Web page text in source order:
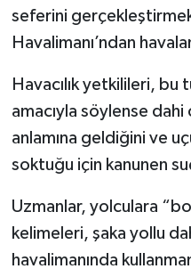
seferini
Havalimanı’ndan
Havacılık yetkilileri, bu
amacıyla söylense
anlamına geldiğini ve
soktuğu için kanunen
Uzmanlar, yolculara
kelimeleri, şaka yollu
havalimanında